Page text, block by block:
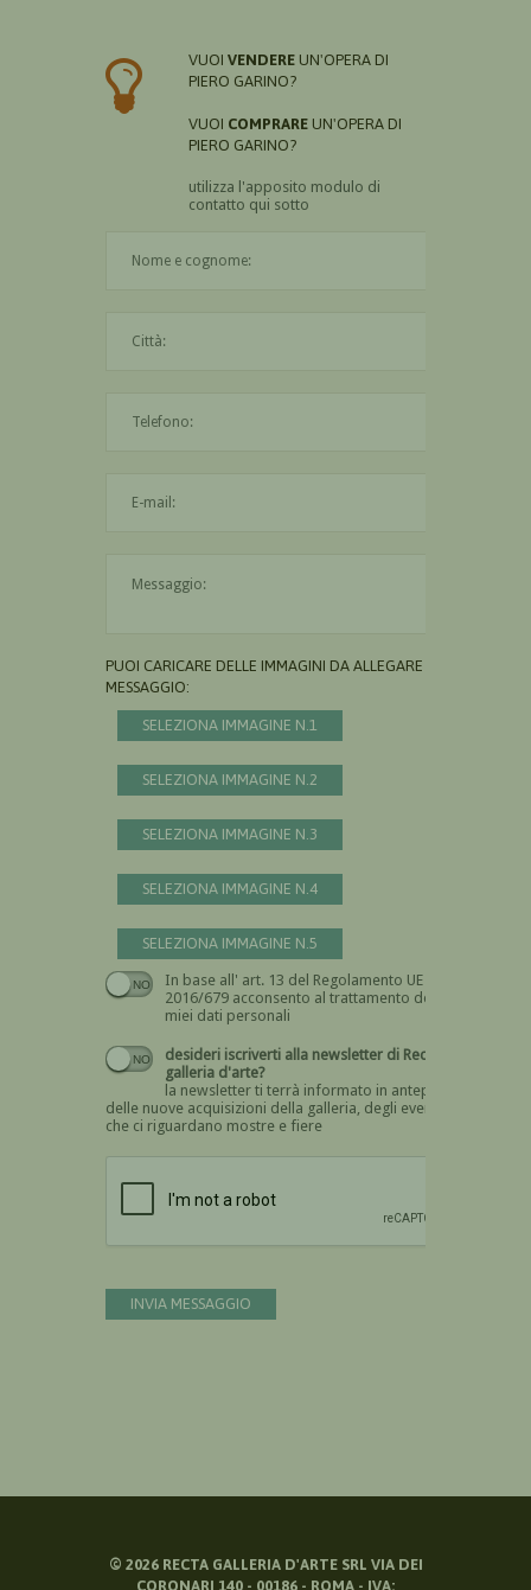
VUOI VENDERE UN'OPERA DI
PIERO GARINO?
VUOI COMPRARE UN'OPERA DI
PIERO GARINO?
utilizza l'apposito modulo di
contatto qui sotto
PUOI CARICARE DELLE IMMAGINI DA ALLEGARE AL
MESSAGGIO:
SELEZIONA IMMAGINE N.1
SELEZIONA IMMAGINE N.2
SELEZIONA IMMAGINE N.3
SELEZIONA IMMAGINE N.4
SELEZIONA IMMAGINE N.5
In base all' art. 13 del Regolamento UE n.
2016/679 acconsento al trattamento dei
miei dati personali
Devi dare il consenso
desideri iscriverti alla newsletter di Recta
galleria d'arte?
la newsletter ti terrà informato in anteprima
delle nuove acquisizioni della galleria, degli eventi
che ci riguardano mostre e fiere
INVIA MESSAGGIO
© 2026RECTA GALLERIA D'ARTE SRL VIA DEI
CORONARI 140 - 00186 - ROMA - IVA: